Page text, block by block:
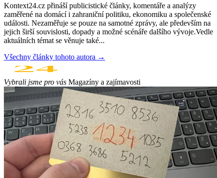
Kontext24.cz přináší publicistické články, komentáře a analýzy
zaměřené na domácí i zahraniční politiku, ekonomiku a společenské
události. Nezaměřuje se pouze na samotné zprávy, ale především na
jejich širší souvislosti, dopady a možné scénáře dalšího vývoje.Vedle
aktuálních témat se věnuje také...
Všechny články tohoto autora →
Vybrali jsme pro vás Magazíny a zajímavosti